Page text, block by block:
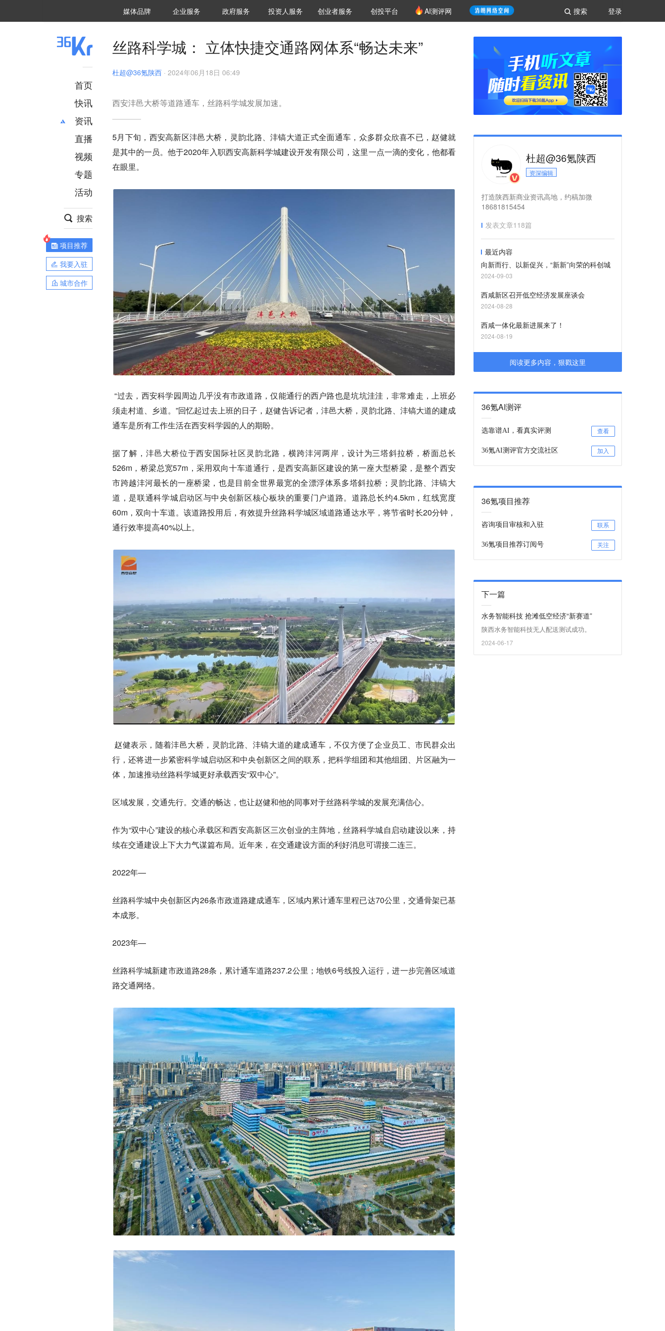
登录
搜索
媒体品牌 36Kr研究院
企业服务 城市之窗
政府服务 VClub投资机构库
投资机构职位推介
投资人服务 创投氪堂
创业者服务 创投平台 AI测评网
首页
快讯
资讯
推荐
财经
项目推荐
安徽
直播
视频
专题
活动
搜索
项目推荐
我要入驻
城市合作
丝路科学城： 立体快捷交通路网体系“畅达未来”
杜超@36氪陕西 · 2024年06月18日 06:49
西安沣邑大桥等道路通车，丝路科学城发展加速。
5月下旬，西安高新区沣邑大桥，灵韵北路、沣镐大道正式全面通车，众多群众欣喜不已，赵健就
是其中的一员。他于2020年入职西安高新科学城建设开发有限公司，这里一点一滴的变化，他都看
在眼里。
“过去，西安科学园周边几乎没有市政道路，仅能通行的西户路也是坑坑洼洼，非常难走，上班必
须走村道、乡道。”回忆起过去上班的日子，赵健告诉记者，沣邑大桥，灵韵北路、沣镐大道的建成
通车是所有工作生活在西安科学园的人的期盼。
据了解，沣邑大桥位于西安国际社区灵韵北路，横跨沣河两岸，设计为三塔斜拉桥，桥面总长
526m，桥梁总宽57m，采用双向十车道通行，是西安高新区建设的第一座大型桥梁，是整个西安
市跨越沣河最长的一座桥梁，也是目前全世界最宽的全漂浮体系多塔斜拉桥；灵韵北路、沣镐大
道，是联通科学城启动区与中央创新区核心板块的重要门户道路。道路总长约4.5km，红线宽度
60m，双向十车道。该道路投用后，有效提升丝路科学城区域道路通达水平，将节省时长20分钟，
通行效率提高40%以上。
赵健表示，随着沣邑大桥，灵韵北路、沣镐大道的建成通车，不仅方便了企业员工、市民群众出
行，还将进一步紧密科学城启动区和中央创新区之间的联系，把科学组团和其他组团、片区融为一
体，加速推动丝路科学城更好承载西安“双中心”。
区域发展，交通先行。交通的畅达，也让赵健和他的同事对于丝路科学城的发展充满信心。
作为“双中心”建设的核心承载区和西安高新区三次创业的主阵地，丝路科学城自启动建设以来，持
续在交通建设上下大力气谋篇布局。近年来，在交通建设方面的利好消息可谓接二连三。
2022年—
丝路科学城中央创新区内26条市政道路建成通车，区域内累计通车里程已达70公里，交通骨架已基
本成形。
2023年—
丝路科学城新建市政道路28条，累计通车道路237.2公里；地铁6号线投入运行，进一步完善区域道
路交通网络。
杜超@36氪陕西
资深编辑
打造陕西新商业资讯高地，约稿加微
18681815454
发表文章118篇
最近内容
向新而行、以新促兴，“新新”向荣的科创城
2024-09-03
西咸新区召开低空经济发展座谈会
2024-08-28
西咸一体化最新进展来了！
2024-08-19
阅读更多内容，狠戳这里
36氪AI测评
选靠谱AI，看真实评测 查看
36氪AI测评官方交流社区 加入
36氪项目推荐
咨询项目审核和入驻 联系
36氪项目推荐订阅号 关注
下一篇
水务智能科技 抢滩低空经济“新赛道”
陕西水务智能科技无人配送测试成功。
2024-06-17